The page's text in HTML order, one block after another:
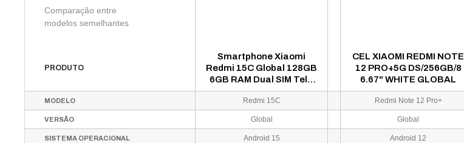
Comparação entre
modelos semelhantes
PRODUTO
Smartphone Xiaomi
Redmi 15C Global 128GB
6GB RAM Dual SIM Tela
6.9" - Verde (Lacre
Pequeno)
CEL XIAOMI REDMI NOTE
12 PRO+5G DS/256GB/8
6.67" WHITE GLOBAL
MODELO Redmi 15C Redmi Note 12 Pro+
VERSÃO Global Global
SISTEMA OPERACIONAL Android 15 Android 12